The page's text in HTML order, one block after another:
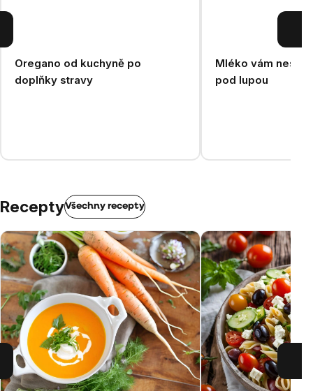
Oregano od kuchyně po
doplňky stravy
Mléko vám
pod lupou
ReceptyVšechny recepty